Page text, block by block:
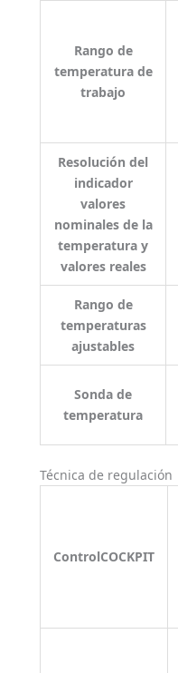
Rango de
temperatura de
trabajo
Resolución del
indicador
valores
nominales de la
temperatura y
valores reales
Rango de
temperaturas
ajustables
Sonda de
temperatura
Técnica de regulación
ControlCOCKPIT